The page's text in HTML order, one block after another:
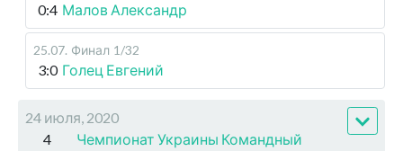
0:4 Малов Александр
25.07. Финал 1/32
3:0 Голец Евгений
24 июля, 2020
4
Чемпионат Украины Командный